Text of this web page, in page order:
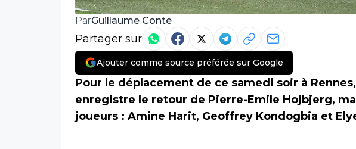
ParGuillaume Conte
Partager sur
Ajouter comme source préférée sur Google
Pour le déplacement de ce samedi soir à
enregistre le retour de Pierre-Emile Hojbjerg,
joueurs : Amine Harit, Geoffrey Kondogbia et